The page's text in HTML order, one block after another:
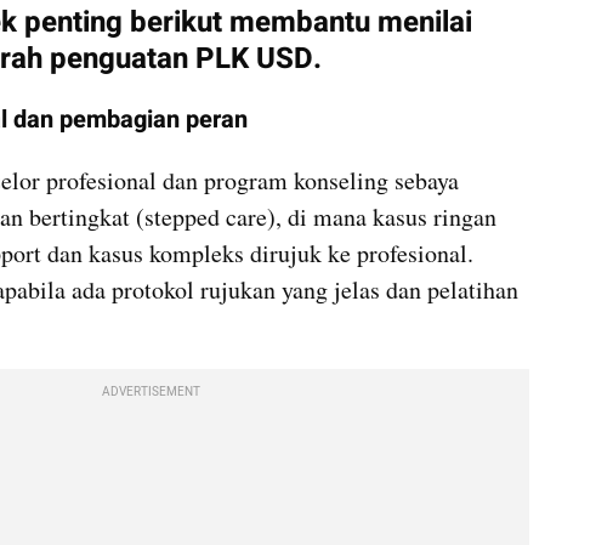
penting berikut membantu menilai
penguatan PLK USD.
pembagian peran
profesional dan program konseling sebaya
bertingkat (stepped care), di mana kasus ringan
dan kasus kompleks dirujuk ke profesional.
ada protokol rujukan yang jelas dan pelatihan
ADVERTISEMENT